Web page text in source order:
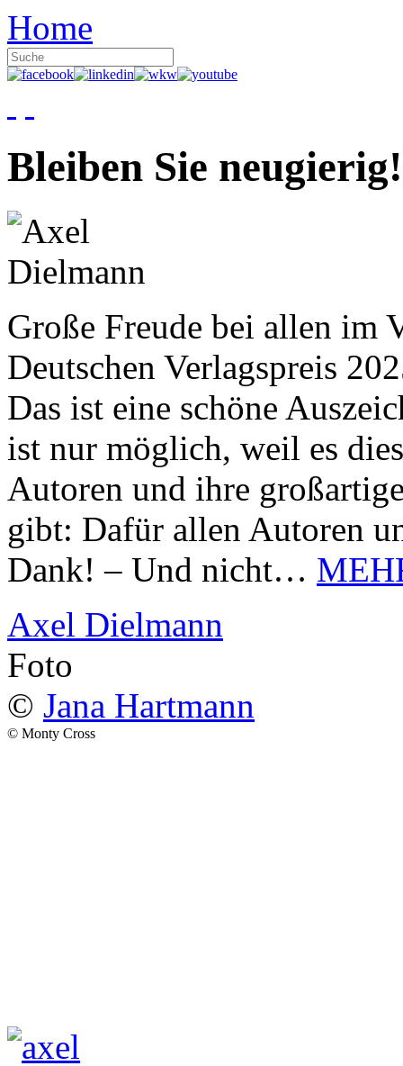
Home
Bleiben Sie neugierig!
Große Freude bei allen im
Deutschen Verlagspreis
Das ist eine schöne
ist nur möglich, weil es
Autoren und ihre
gibt: Dafür allen Autoren
Dank! – Und nicht…
Axel Dielmann
Foto
© Jana Hartmann
© Monty Cross